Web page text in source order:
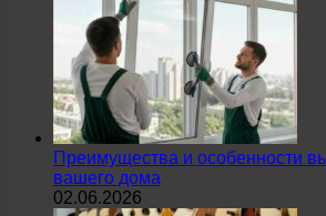
Преимущества и особенности
вашего дома
02.06.2026